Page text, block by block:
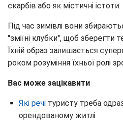
скарбів або як містичні істоти.
Під час зимівлі вони
"зміїні клубки", щоб зберегти
Їхній образ залишається
роком розуміння їхньої ролі
Вас може зацікавити
Які речі туристу треба
орендованому житлі